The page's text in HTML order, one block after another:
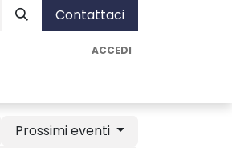
Contattaci
ACCEDI
Prossimi eventi